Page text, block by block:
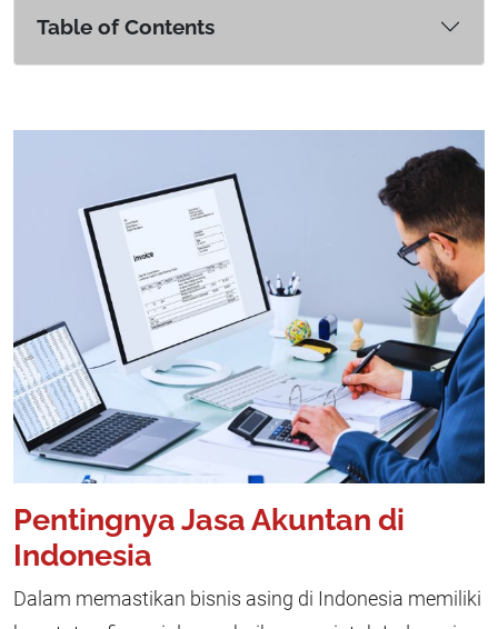
Table of Contents
Pentingnya Jasa Akuntan di
Indonesia
Dalam memastikan bisnis asing di Indonesia memiliki